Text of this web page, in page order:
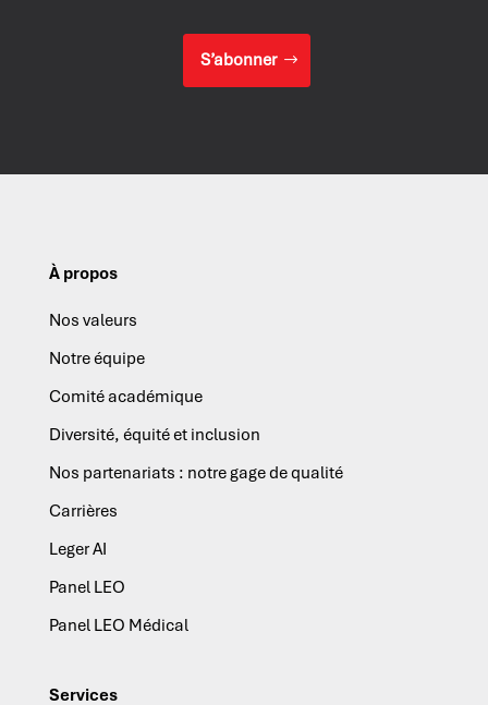
S’abonner
À propos
Nos valeurs
Notre équipe
Comité académique
Diversité, équité et inclusion
Nos partenariats : notre gage de qualité
Carrières
Leger AI
Panel LEO
Panel LEO Médical
Services